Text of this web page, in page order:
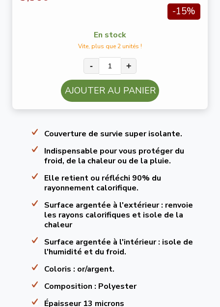
-15%
En stock
Vite, plus que 2 unités !
- +
AJOUTER AU PANIER
Couverture de survie super isolante.
Indispensable pour vous protéger du
froid, de la chaleur ou de la pluie.
Elle retient ou réfléchi 90% du
rayonnement calorifique.
Surface argentée à l'extérieur : renvoie
les rayons calorifiques et isole de la
chaleur
Surface argentée à l'intérieur : isole de
l'humidité et du froid.
Coloris : or/argent.
Composition : Polyester
Épaisseur 13 microns